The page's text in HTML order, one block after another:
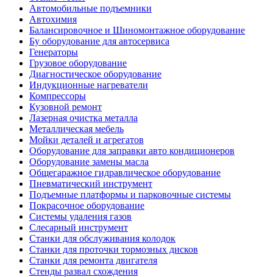
Автомобильные подъемники
Автохимия
Балансировочное и Шиномонтажное оборудование
Бу оборудование для автосервиса
Генераторы
Грузовое оборудование
Диагностическое оборудование
Индукционные нагреватели
Компрессоры
Кузовной ремонт
Лазерная очистка металла
Металлическая мебель
Мойки деталей и агрегатов
Оборудование для заправки авто кондиционеров
Оборудование замены масла
Общегаражное гидравлическое оборудование
Пневматический инструмент
Подъемные платформы и парковочные системы
Покрасочное оборудование
Системы удаления газов
Слесарный инструмент
Станки для обслуживания колодок
Станки для проточки тормозных дисков
Станки для ремонта двигателя
Стенды развал схождения